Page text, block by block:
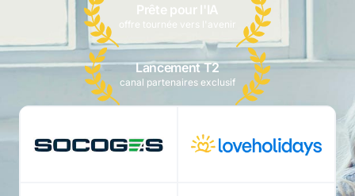
Prête pour l'IA
offre tournée vers l'avenir
Lancement T2
canal partenaires exclusif